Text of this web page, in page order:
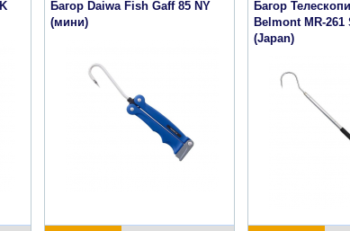
Багор Daiwa Fish Gaff 85 NY
(мини)
Багор
Belmont MR-
(Japan)